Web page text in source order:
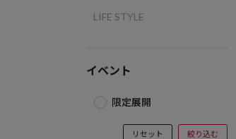
LIFE STYLE
イベント
限定展開
リセット 絞り込む